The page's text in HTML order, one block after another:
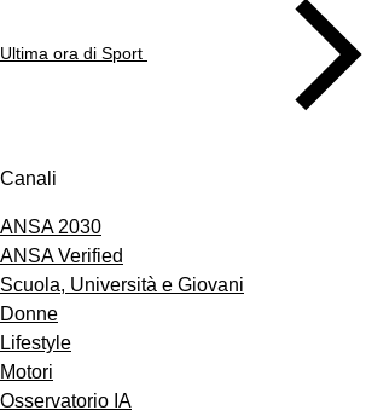
Ultima ora di Sport
Canali
ANSA 2030
ANSA Verified
Scuola, Università e Giovani
Donne
Lifestyle
Motori
Osservatorio IA